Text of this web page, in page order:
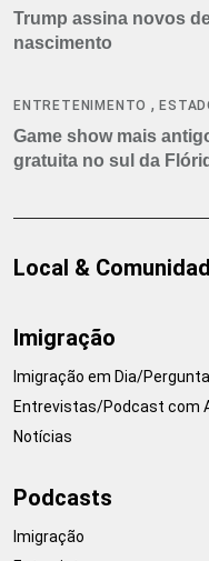
Trump assina novos
nascimento
ENTRETENIMENTO ,
Game show mais
gratuita no sul da
Local &
Imigração
Imigração em Dia/
Entrevistas/Podcast com
Notícias
Podcasts
Imigração